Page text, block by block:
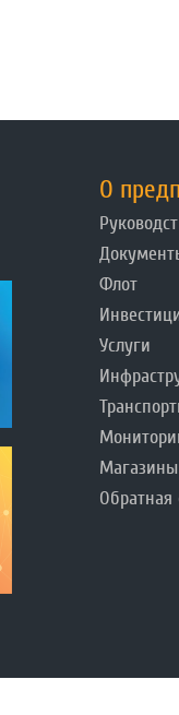
О
Флот
Услуги
Магазины
Обратная